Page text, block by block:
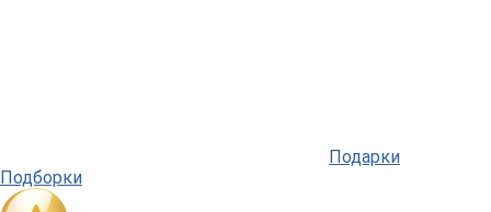
Подарки
Подборки